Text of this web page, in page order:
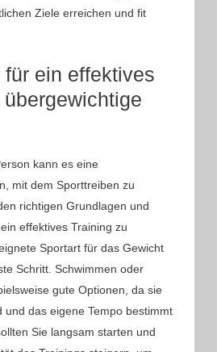
Ziele erreichen und fit
für ein effektives
kann es eine
mit dem Sporttreiben zu
richtigen Grundlagen und
effektives Training zu
Sportart für das Gewicht
Schritt. Schwimmen oder
gute Optionen, da sie
und das eigene Tempo bestimmt
Sie langsam starten und